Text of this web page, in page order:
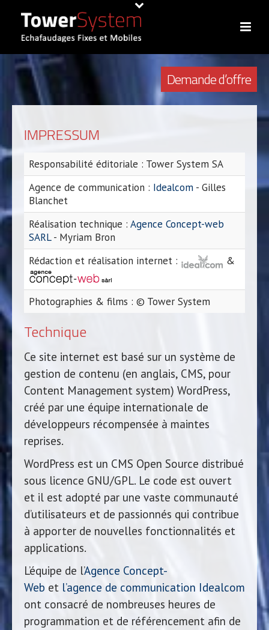
Demande d’offre
IMPRESSUM
Responsabilité éditoriale : Tower System SA
Agence de communication : Idealcom - Gilles
Blanchet
Réalisation technique : Agence Concept-web
SARL- Myriam Bron
Rédaction et réalisation internet :
&
Photographies & films : © Tower System
Technique
Ce site internet est basé sur un système de
gestion de contenu (en anglais, CMS, pour
Content Management system) WordPress,
créé par une équipe internationale de
développeurs récompensée à maintes
reprises.
WordPress est un CMS Open Source distribué
sous licence GNU/GPL. Le code est ouvert
et il est adopté par une vaste communauté
d’utilisateurs et de passionnés qui contribue
à apporter de nouvelles fonctionnalités et
applications.
L’équipe de l’Agence Concept-
Web et l’agence de communication Idealcom
ont consacré de nombreuses heures de
programmation et de référencement afin de